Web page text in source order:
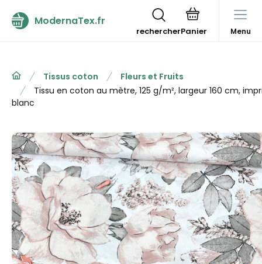
ModernaTex.fr
rechercher Menu
Tissus coton
Fleurs et Fruits
Tissu en coton au mètre, 125 g/m², largeur 160 cm,
blanc